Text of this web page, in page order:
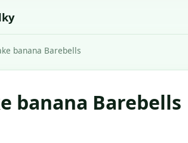
banana Barebells
banana Barebells